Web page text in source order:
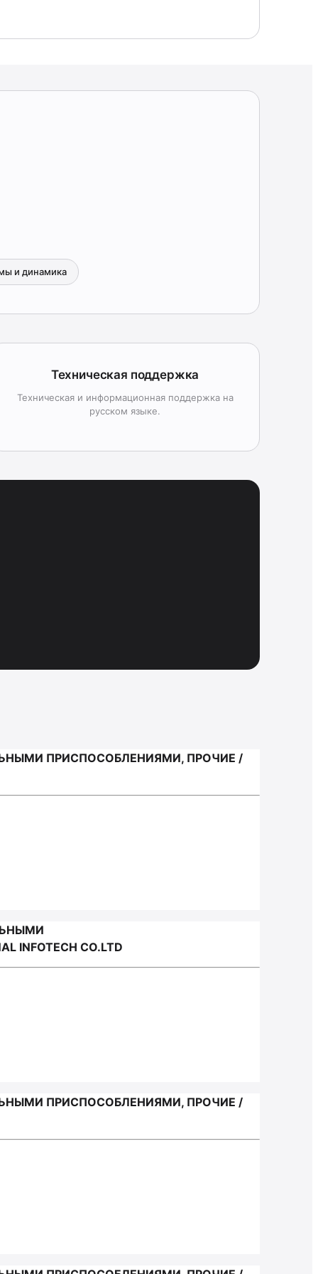
и динамика
Техническая поддержка
Техническая и информационная поддержка на
русском языке.
ПРИСПОСОБЛЕНИЯМИ, ПРОЧИЕ /
CO.LTD
ПРИСПОСОБЛЕНИЯМИ, ПРОЧИЕ /